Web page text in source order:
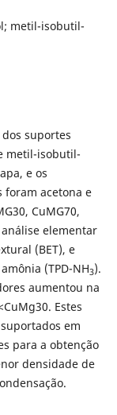
metil-isobutil-
suportes
metil-isobutil-
e os
foram acetona e
CuMG70,
análise elementar
(BET), e
(TPD-NH3).
aumentou na
Estes
em
para a obtenção
densidade de